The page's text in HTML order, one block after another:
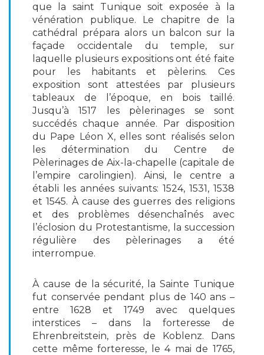
que la saint Tunique soit exposée à la
vénération publique. Le chapitre de la
cathédral prépara alors un balcon sur la
façade occidentale du temple, sur
laquelle plusieurs expositions ont été faite
pour les habitants et pèlerins. Ces
exposition sont attestées par plusieurs
tableaux de l’époque, en bois taillé.
Jusqu’à 1517 les pèlerinages se sont
succédés chaque année. Par disposition
du Pape Léon X, elles sont réalisés selon
les détermination du Centre de
Pèlerinages de Aix-la-chapelle (capitale de
l’empire carolingien). Ainsi, le centre a
établi les années suivants: 1524, 1531, 1538
et 1545. À cause des guerres des religions
et des problèmes désenchaînés avec
l’éclosion du Protestantisme, la succession
régulière des pèlerinages a été
interrompue.
À cause de la sécurité, la Sainte Tunique
fut conservée pendant plus de 140 ans –
entre 1628 et 1749 avec quelques
interstices – dans la forteresse de
Ehrenbreitstein, près de Koblenz. Dans
cette même forteresse, le 4 mai de 1765,